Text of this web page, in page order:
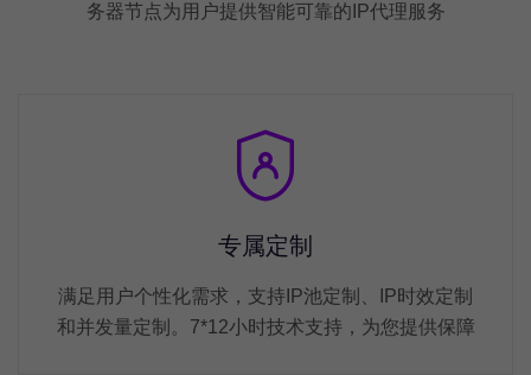
务器节点为用户提供智能可靠的IP代理服务
专属定制
满足用户个性化需求，支持IP池定制、IP时效定制
和并发量定制。7*12小时技术支持，为您提供保障